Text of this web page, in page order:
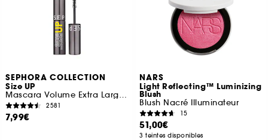
SEPHORA COLLECTION
Size UP
Mascara Volume Extra Large Immédiat (Format Voyage)
2581
7,99€
NARS
Light Reflecting™ Luminizing
Blush
Blush Nacré Illuminateur
15
51,00€
3 teintes disponibles